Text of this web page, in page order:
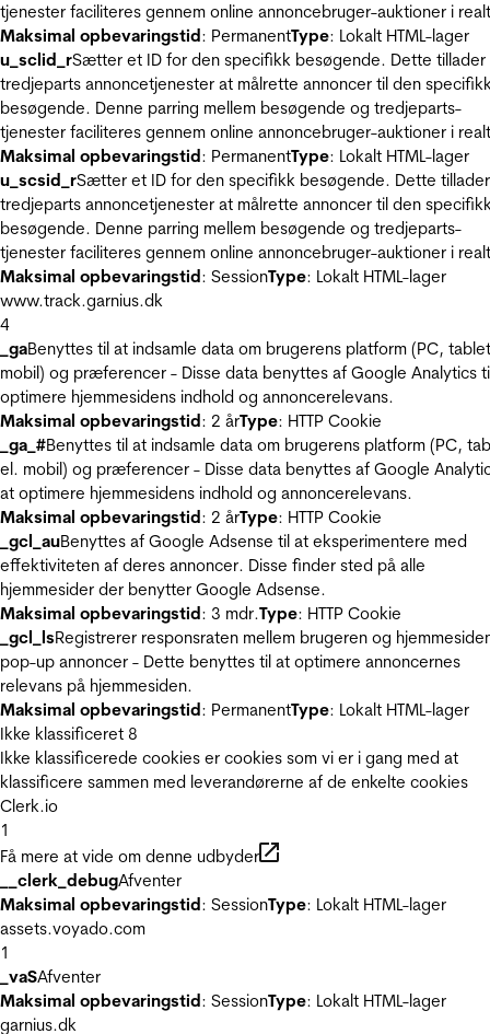
tjenester faciliteres gennem online annoncebruger-auktioner i
Maksimal opbevaringstid: PermanentType: Lokalt HTML-lager
u_sclid_rSætter et ID for den specifikk besøgende. Dette tillader
tredjeparts annoncetjenester at målrette annoncer til den
besøgende. Denne parring mellem besøgende og tredjeparts-
tjenester faciliteres gennem online annoncebruger-auktioner i
Maksimal opbevaringstid: PermanentType: Lokalt HTML-lager
u_scsid_rSætter et ID for den specifikk besøgende. Dette tillader
tredjeparts annoncetjenester at målrette annoncer til den
besøgende. Denne parring mellem besøgende og tredjeparts-
tjenester faciliteres gennem online annoncebruger-auktioner i
Maksimal opbevaringstid: SessionType: Lokalt HTML-lager
www.track.garnius.dk
4
_gaBenyttes til at indsamle data om brugerens platform (PC,
mobil) og præferencer - Disse data benyttes af Google Analytics
optimere hjemmesidens indhold og annoncerelevans.
Maksimal opbevaringstid: 2 årType: HTTP Cookie
_ga_#Benyttes til at indsamle data om brugerens platform (PC,
el. mobil) og præferencer - Disse data benyttes af Google
at optimere hjemmesidens indhold og annoncerelevans.
Maksimal opbevaringstid: 2 årType: HTTP Cookie
_gcl_auBenyttes af Google Adsense til at eksperimentere med
effektiviteten af deres annoncer. Disse finder sted på alle
hjemmesider der benytter Google Adsense.
Maksimal opbevaringstid: 3 mdr.Type: HTTP Cookie
_gcl_lsRegistrerer responsraten mellem brugeren og
pop-up annoncer - Dette benyttes til at optimere annoncernes
relevans på hjemmesiden.
Maksimal opbevaringstid: PermanentType: Lokalt HTML-lager
Ikke klassificeret 8
Ikke klassificerede cookies er cookies som vi er i gang med at
klassificere sammen med leverandørerne af de enkelte cookies
Clerk.io
1
Få mere at vide om denne udbyder
__clerk_debugAfventer
Maksimal opbevaringstid: SessionType: Lokalt HTML-lager
assets.voyado.com
1
_vaSAfventer
Maksimal opbevaringstid: SessionType: Lokalt HTML-lager
garnius.dk